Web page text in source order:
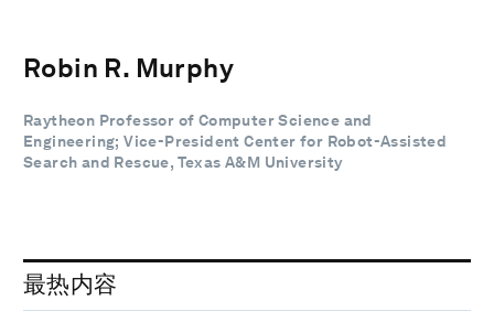
Robin R. Murphy
Raytheon Professor of Computer Science and
Engineering; Vice-President Center for Robot-Assisted
Search and Rescue, Texas A&M University
最热内容